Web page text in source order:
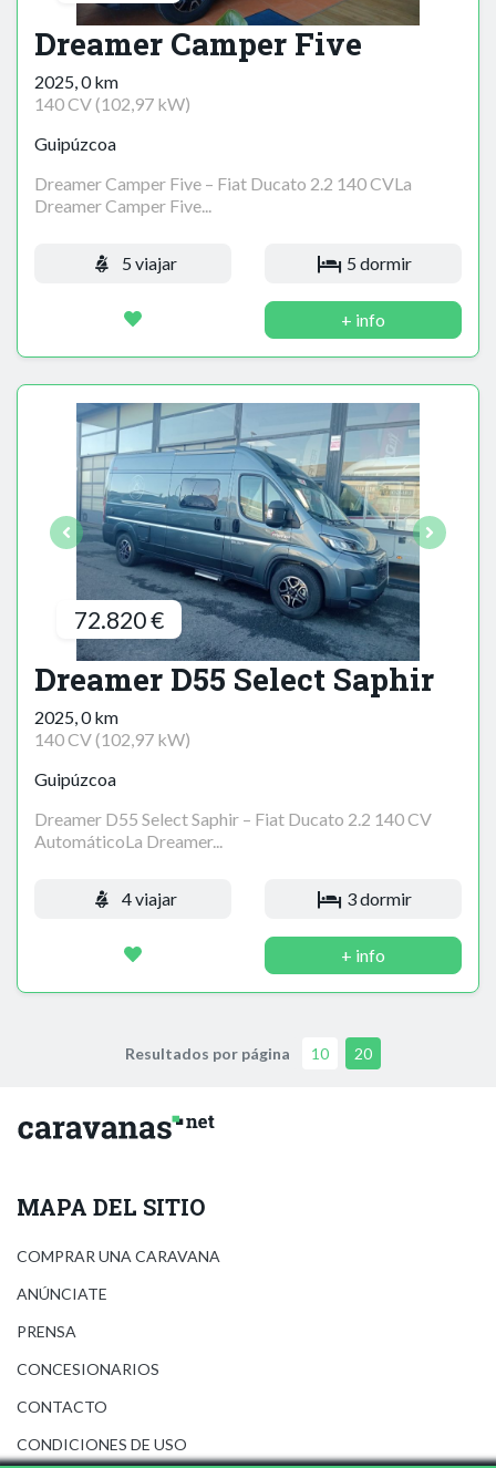
Dreamer Camper Five
2025, 0 km
140 CV (102,97 kW)
Guipúzcoa
Dreamer Camper Five – Fiat Ducato 2.2 140 CVLa
Dreamer Camper Five...
5 viajar 5 dormir
+ info
72.820 €
Dreamer D55 Select Saphir
2025, 0 km
140 CV (102,97 kW)
Guipúzcoa
Dreamer D55 Select Saphir – Fiat Ducato 2.2 140 CV
AutomáticoLa Dreamer...
4 viajar 3 dormir
+ info
Resultados por página 10 20
MAPA DEL SITIO
COMPRAR UNA CARAVANA
ANÚNCIATE
PRENSA
CONCESIONARIOS
CONTACTO
CONDICIONES DE USO